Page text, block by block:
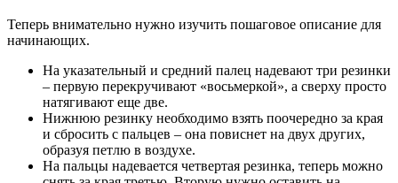
Теперь внимательно нужно изучить пошаговое описание для
начинающих.
На указательный и средний палец надевают три резинки
– первую перекручивают «восьмеркой», а сверху просто
натягивают еще две.
Нижнюю резинку необходимо взять поочередно за края
и сбросить с пальцев – она повиснет на двух других,
образуя петлю в воздухе.
На пальцы надевается четвертая резинка, теперь можно